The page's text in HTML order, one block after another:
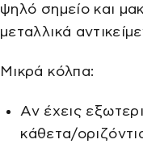
ψηλό σημείο και
μεταλλικά
Μικρά κόλπα:
Αν έχεις
κάθετα/